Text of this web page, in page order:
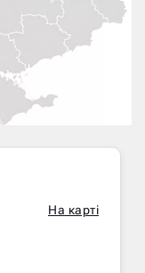
На карті